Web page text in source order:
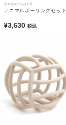
Ampersand
アニマルボーリングセット
¥3,630 税込